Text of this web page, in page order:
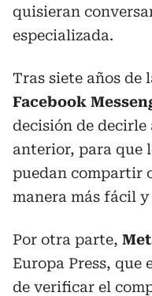
quisieran
especializada.
Tras siete años de
Facebook
decisión de decirle
anterior, para que
puedan compartir
manera más fácil
Por otra parte,
Europa Press, que
de verificar el